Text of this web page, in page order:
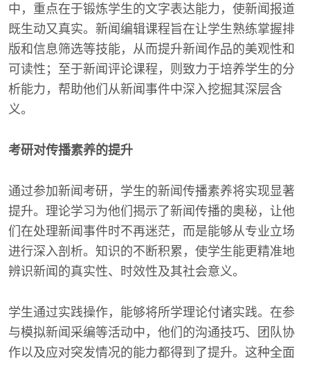
中，重点在于锻炼学生的文字表达能力，使新闻报道
既生动又真实。新闻编辑课程旨在让学生熟练掌握排
版和信息筛选等技能，从而提升新闻作品的美观性和
可读性；至于新闻评论课程，则致力于培养学生的分
析能力，帮助他们从新闻事件中深入挖掘其深层含
义。
考研对传播素养的提升
通过参加新闻考研，学生的新闻传播素养将实现显著
提升。理论学习为他们揭示了新闻传播的奥秘，让他
们在处理新闻事件时不再迷茫，而是能够从专业立场
进行深入剖析。知识的不断积累，使学生能更精准地
辨识新闻的真实性、时效性及其社会意义。
学生通过实践操作，能够将所学理论付诸实践。在参
与模拟新闻采编等活动中，他们的沟通技巧、团队协
作以及应对突发情况的能力都得到了提升。这种全面